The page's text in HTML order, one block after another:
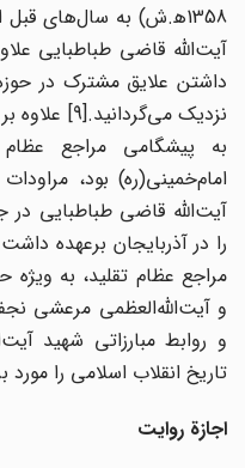
1358ه‍.ش) به سال‌های قبل
آیت‌الله قاضی طباطبایی
داشتن علایق مشترک در
نزدیک می‌گردانید. [9] علاوه
به پیشگامی مراجع
امام‌خمینی(ره) بود،
آیت‌الله قاضی طباطبایی
را در آذربایجان برعهده
مراجع عظام تقلید، به ویژه
و آیت‌الله‌العظمی مرعشی
و روابط مبارزاتی شهید
تاریخ انقلاب اسلامی را مورد
اجازة روایت